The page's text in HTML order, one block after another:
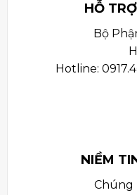
HỖ
Bộ
Hotline:
NIỀM
Chúng